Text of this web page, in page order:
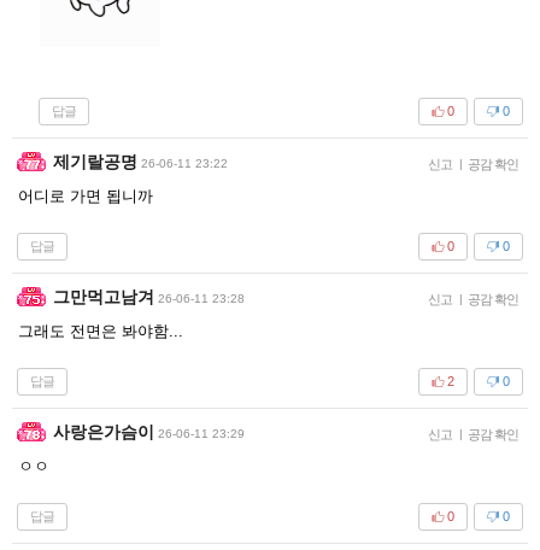
답글 0
0
제기랄공명 26-06-11 23:22 신고 | 공감 확인
어디로 가면 됩니까
답글 0
0
그만먹고남겨 26-06-11 23:28 신고 | 공감 확인
그래도 전면은 봐야함...
답글 0
2
사랑은가슴이 26-06-11 23:29 신고 | 공감 확인
ㅇㅇ
답글 0
0